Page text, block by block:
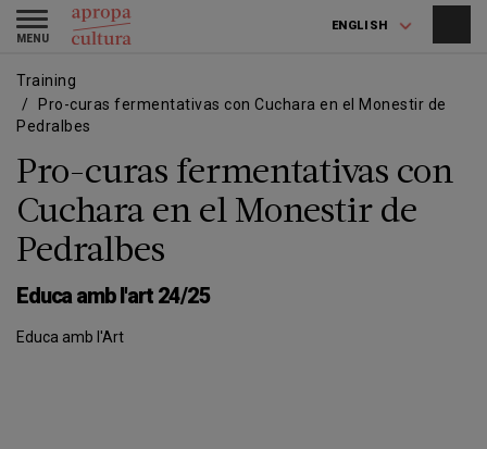
Skip
main
Skip
main
ENGLISH
Toggle
navigation
Training
Pro-curas fermentativas con Cuchara en el Monestir de
Pedralbes
Pro-curas fermentativas con
Cuchara en el Monestir de
Pedralbes
Educa amb l'art 24/25
Educa amb l'Art